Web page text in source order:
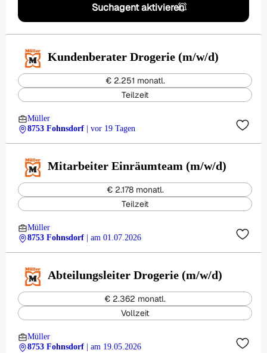
Suchagent aktivieren
Kundenberater Drogerie (m/w/d)
€ 2.251 monatl.
Teilzeit
Müller
8753 Fohnsdorf
| vor 19 Tagen
Mitarbeiter Einräumteam (m/w/d)
€ 2.178 monatl.
Teilzeit
Müller
8753 Fohnsdorf
| am 01.07.2026
Abteilungsleiter Drogerie (m/w/d)
€ 2.362 monatl.
Vollzeit
Müller
8753 Fohnsdorf
| am 19.05.2026